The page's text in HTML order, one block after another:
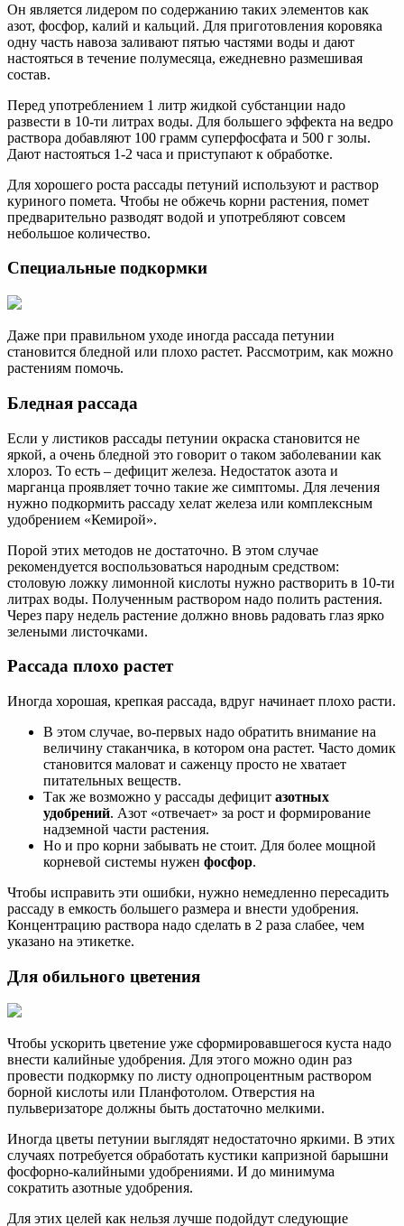
Он является лидером по содержанию таких элементов как
азот, фосфор, калий и кальций. Для приготовления коровяка
одну часть навоза заливают пятью частями воды и дают
настояться в течение полумесяца, ежедневно размешивая
состав.
Перед употреблением 1 литр жидкой субстанции надо
развести в 10-ти литрах воды. Для большего эффекта на ведро
раствора добавляют 100 грамм суперфосфата и 500 г золы.
Дают настояться 1-2 часа и приступают к обработке.
Для хорошего роста рассады петуний используют и раствор
куриного помета. Чтобы не обжечь корни растения, помет
предварительно разводят водой и употребляют совсем
небольшое количество.
Специальные подкормки
Даже при правильном уходе иногда рассада петунии
становится бледной или плохо растет. Рассмотрим, как можно
растениям помочь.
Бледная рассада
Если у листиков рассады петунии окраска становится не
яркой, а очень бледной это говорит о таком заболевании как
хлороз. То есть – дефицит железа. Недостаток азота и
марганца проявляет точно такие же симптомы. Для лечения
нужно подкормить рассаду хелат железа или комплексным
удобрением «Кемирой».
Порой этих методов не достаточно. В этом случае
рекомендуется воспользоваться народным средством:
столовую ложку лимонной кислоты нужно растворить в 10-ти
литрах воды. Полученным раствором надо полить растения.
Через пару недель растение должно вновь радовать глаз ярко
зелеными листочками.
Рассада плохо растет
Иногда хорошая, крепкая рассада, вдруг начинает плохо расти.
В этом случае, во-первых надо обратить внимание на
величину стаканчика, в котором она растет. Часто домик
становится маловат и саженцу просто не хватает
питательных веществ.
Так же возможно у рассады дефицит азотных
удобрений. Азот «отвечает» за рост и формирование
надземной части растения.
Но и про корни забывать не стоит. Для более мощной
корневой системы нужен фосфор.
Чтобы исправить эти ошибки, нужно немедленно пересадить
рассаду в емкость большего размера и внести удобрения.
Концентрацию раствора надо сделать в 2 раза слабее, чем
указано на этикетке.
Для обильного цветения
Чтобы ускорить цветение уже сформировавшегося куста надо
внести калийные удобрения. Для этого можно один раз
провести подкормку по листу однопроцентным раствором
борной кислоты или Планфотолом. Отверстия на
пульверизаторе должны быть достаточно мелкими.
Иногда цветы петунии выглядят недостаточно яркими. В этих
случаях потребуется обработать кустики капризной барышни
фосфорно-калийными удобрениями. И до минимума
сократить азотные удобрения.
Для этих целей как нельзя лучше подойдут следующие